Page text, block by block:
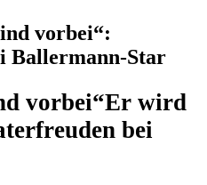
vorbei“:
Ballermann-Star
vorbei“Er wird
bei